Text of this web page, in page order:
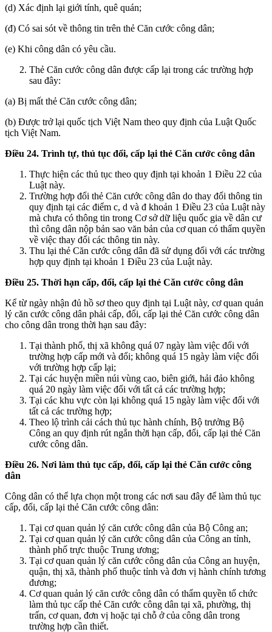
(d) Xác định lại giới tính, quê quán;
(đ) Có sai sót về thông tin trên thẻ Căn cước công dân;
(e) Khi công dân có yêu cầu.
Thẻ Căn cước công dân được cấp lại trong các trường hợp
sau đây:
(a) Bị mất thẻ Căn cước công dân;
(b) Được trở lại quốc tịch Việt Nam theo quy định của Luật Quốc
tịch Việt Nam.
Điều 24. Trình tự, thủ tục đổi, cấp lại thẻ Căn cước công dân
Thực hiện các thủ tục theo quy định tại khoản 1 Điều 22 của
Luật này.
Trường hợp đổi thẻ Căn cước công dân do thay đổi thông tin
quy định tại các điểm c, d và đ khoản 1 Điều 23 của Luật này
mà chưa có thông tin trong Cơ sở dữ liệu quốc gia về dân cư
thì công dân nộp bản sao văn bản của cơ quan có thẩm quyền
về việc thay đổi các thông tin này.
Thu lại thẻ Căn cước công dân đã sử dụng đối với các trường
hợp quy định tại khoản 1 Điều 23 của Luật này.
Điều 25. Thời hạn cấp, đổi, cấp lại thẻ Căn cước công dân
Kể từ ngày nhận đủ hồ sơ theo quy định tại Luật này, cơ quan quản
lý căn cước công dân phải cấp, đổi, cấp lại thẻ Căn cước công dân
cho công dân trong thời hạn sau đây:
Tại thành phố, thị xã không quá 07 ngày làm việc đối với
trường hợp cấp mới và đổi; không quá 15 ngày làm việc đối
với trường hợp cấp lại;
Tại các huyện miền núi vùng cao, biên giới, hải đảo không
quá 20 ngày làm việc đối với tất cả các trường hợp;
Tại các khu vực còn lại không quá 15 ngày làm việc đối với
tất cả các trường hợp;
Theo lộ trình cải cách thủ tục hành chính, Bộ trưởng Bộ
Công an quy định rút ngắn thời hạn cấp, đổi, cấp lại thẻ Căn
cước công dân.
Điều 26. Nơi làm thủ tục cấp, đổi, cấp lại thẻ Căn cước công
dân
Công dân có thể lựa chọn một trong các nơi sau đây để làm thủ tục
cấp, đổi, cấp lại thẻ Căn cước công dân:
Tại cơ quan quản lý căn cước công dân của Bộ Công an;
Tại cơ quan quản lý căn cước công dân của Công an tỉnh,
thành phố trực thuộc Trung ương;
Tại cơ quan quản lý căn cước công dân của Công an huyện,
quận, thị xã, thành phố thuộc tỉnh và đơn vị hành chính tương
đương;
Cơ quan quản lý căn cước công dân có thẩm quyền tổ chức
làm thủ tục cấp thẻ Căn cước công dân tại xã, phường, thị
trấn, cơ quan, đơn vị hoặc tại chỗ ở của công dân trong
trường hợp cần thiết.